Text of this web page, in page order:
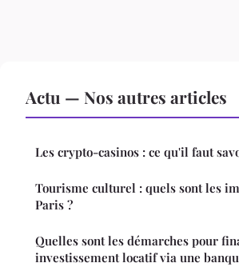
Actu — Nos autres articles
Les crypto-casinos : ce qu'il faut
Tourisme culturel : quels sont les
Paris ?
Quelles sont les démarches pour
investissement locatif via une